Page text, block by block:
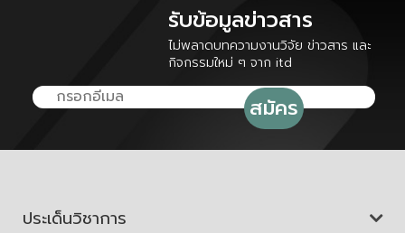
รับข้อมูลข่าวสาร
ไม่พลาดบทความงานวิจัย ข่าวสาร และ
กิจกรรมใหม่ ๆ จาก itd
ประเด็นวิชาการ